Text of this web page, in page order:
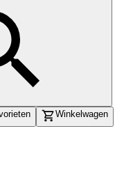
Winkelwagen